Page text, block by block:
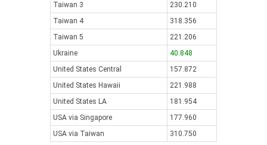
Taiwan 3
230.210
Taiwan 4
318.356
Taiwan 5
221.206
Ukraine
40.848
United States Central
157.872
United States Hawaii
221.988
United States LA
181.954
USA via Singapore
177.960
USA via Taiwan
310.750